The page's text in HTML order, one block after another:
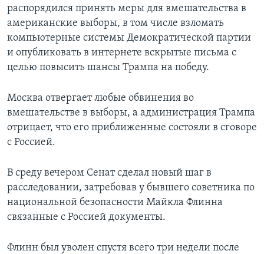
распорядился принять меры для вмешательства в
американские выборы, в том числе взломать
компьютерные системы Демократической партии
и опубликовать в интернете вскрытые письма с
целью повысить шансы Трампа на победу.
Москва отвергает любые обвинения во
вмешательстве в выборы, а администрация Трампа
отрицает, что его приближенные состояли в сговоре
с Россией.
В среду вечером Сенат сделал новый шаг в
расследовании, затребовав у бывшего советника по
национальной безопасности Майкла Флинна
связанные с Россией документы.
Флинн был уволен спустя всего три недели после